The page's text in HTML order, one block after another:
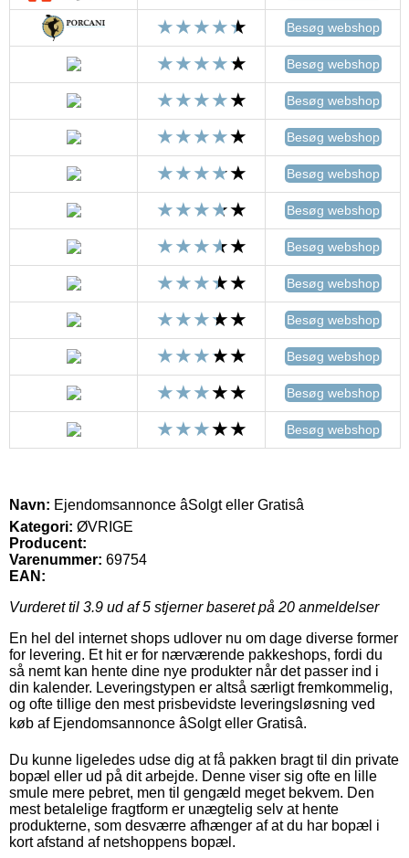
Besøg webshop
Besøg webshop
Besøg webshop
Besøg webshop
Besøg webshop
Besøg webshop
Besøg webshop
Besøg webshop
Besøg webshop
Besøg webshop
Besøg webshop
Besøg webshop
Navn: Ejendomsannonce âSolgt eller Gratisâ
Kategori: ØVRIGE
Producent:
Varenummer: 69754
EAN:
Vurderet til 3.9 ud af 5 stjerner baseret på 20 anmeldelser
En hel del internet shops udlover nu om dage diverse former
for levering. Et hit er for nærværende pakkeshops, fordi du
så nemt kan hente dine nye produkter når det passer ind i
din kalender. Leveringstypen er altså særligt fremkommelig,
og ofte tillige den mest prisbevidste leveringsløsning ved
køb af Ejendomsannonce âSolgt eller Gratisâ.
Du kunne ligeledes udse dig at få pakken bragt til din private
bopæl eller ud på dit arbejde. Denne viser sig ofte en lille
smule mere pebret, men til gengæld meget bekvem. Den
mest betalelige fragtform er unægtelig selv at hente
produkterne, som desværre afhænger af at du har bopæl i
kort afstand af netshoppens bopæl.